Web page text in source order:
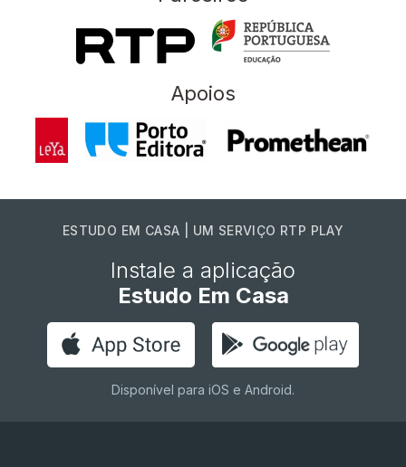
Apoios
ESTUDO EM CASA | UM SERVIÇO RTP PLAY
Instale a aplicação
Estudo Em Casa
Disponível para iOS e Android.